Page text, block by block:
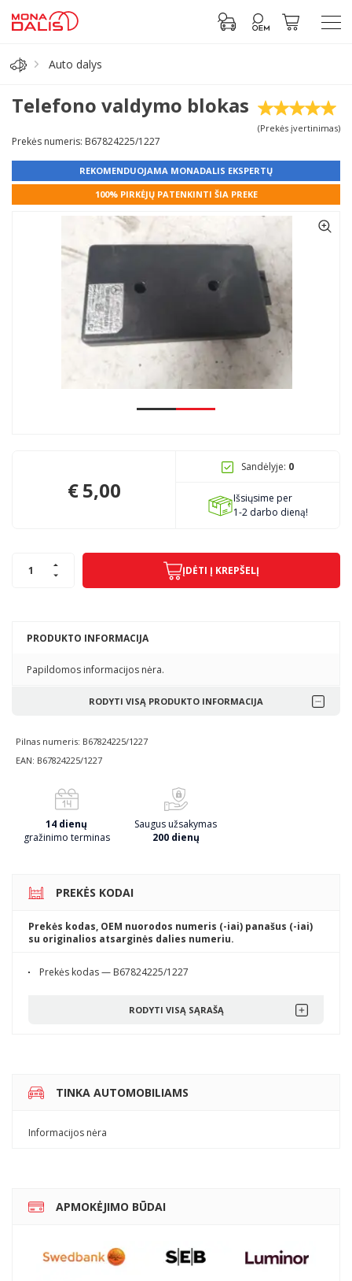
Antifrizas
Akumuliatorius
Padangos
Prisijungti prie paskyros
Pagojo k., Uosių g. 124, Kelmės raj.
+370 68306302
Auto dalys
Telefono valdymo blokas
(Prekės įvertinimas)
Prekės numeris: B67824225/1227
REKOMENDUOJAMA MONADALIS EKSPERTŲ
100% PIRKĖJŲ PATENKINTI ŠIA PREKE
PRODUKTO INFORMACIJA
Papildomos informacijos nėra.
RODYTI VISĄ PRODUKTO INFORMACIJA
Pilnas numeris: B67824225/1227
EAN: B67824225/1227
14 dienų
gražinimo terminas
Saugus užsakymas
200 dienų
€5,00
Sandėlyje: 0
Išsiųsime per
1-2 darbo dieną!
ĮDĖTI Į KREPŠELĮ
PREKĖS KODAI
Prekės kodas, OEM nuorodos numeris (-iai) panašus (-iai)
su originalios atsarginės dalies numeriu.
Prekės kodas — B67824225/1227
RODYTI VISĄ SĄRAŠĄ
TINKA AUTOMOBILIAMS
Informacijos nėra
APMOKĖJIMO BŪDAI